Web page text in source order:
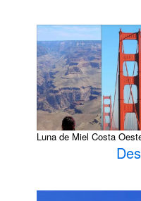
Luna de Miel Costa